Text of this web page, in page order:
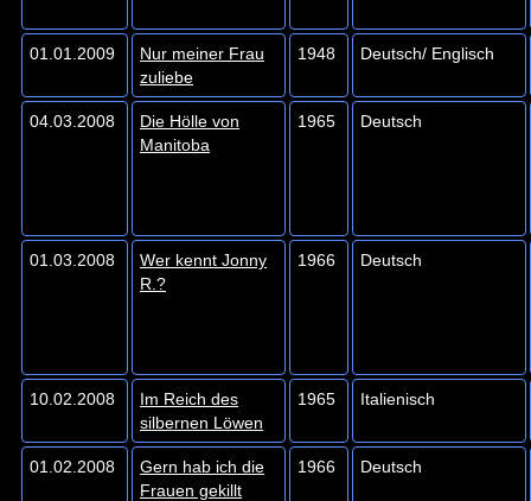
01.01.2009
Nur meiner Frau
zuliebe
1948 Deutsch/ Englisch
04.03.2008
Die Hölle von
Manitoba
1965 Deutsch
01.03.2008
Wer kennt Jonny
R.?
1966 Deutsch
10.02.2008
Im Reich des
silbernen Löwen
1965 Italienisch
01.02.2008
Gern hab ich die
Frauen gekillt
1966 Deutsch